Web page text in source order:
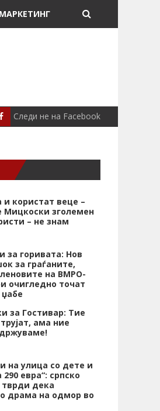
МАРКЕТИНГ
СВЕТ НОВИ УСЛОВИ ЗА
Следи не на Facebook
користат веце –
Мицкоски зголемен
– не знам
за горивата: Нов
за граѓаните,
на ВМРО-
очигледно точат
за Гостивар: Тие
ама ние
на улица со дете и
евра“: српско
тврди дека
драма на одмор во